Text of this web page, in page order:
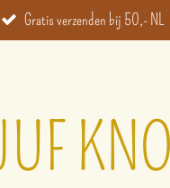
Gratis verzenden bij 50,- NL